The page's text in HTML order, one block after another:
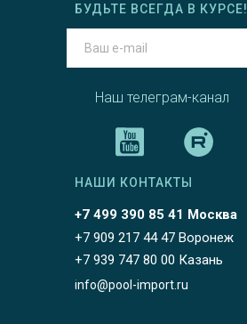
Наш телеграм-канал
БУДЬТЕ ВСЕГДА В КУРСЕ!
+7 499 390 85 41 Москва
НАШИ КОНТАКТЫ
+7 909 217 44 47 Воронеж
+7 939 747 80 00 Казань
info@pool-import.ru